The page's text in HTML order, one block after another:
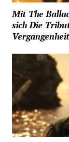
Mit The
sich Die